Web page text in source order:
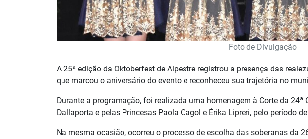
Foto de Divulgação
A 25ª edição da Oktoberfest de Alpestre registrou a presença das
que marcou o aniversário do evento e reconheceu sua trajetória no
Durante a programação, foi realizada uma homenagem à Corte da
Dallaporta e pelas Princesas Paola Cagol e Érika Lipreri, pelo período
Na mesma ocasião, ocorreu o processo de escolha das soberanas da